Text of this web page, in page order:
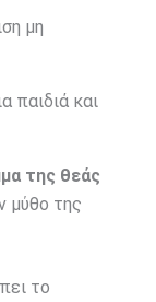
μη
παιδιά και
της θεάς
μύθο της
το